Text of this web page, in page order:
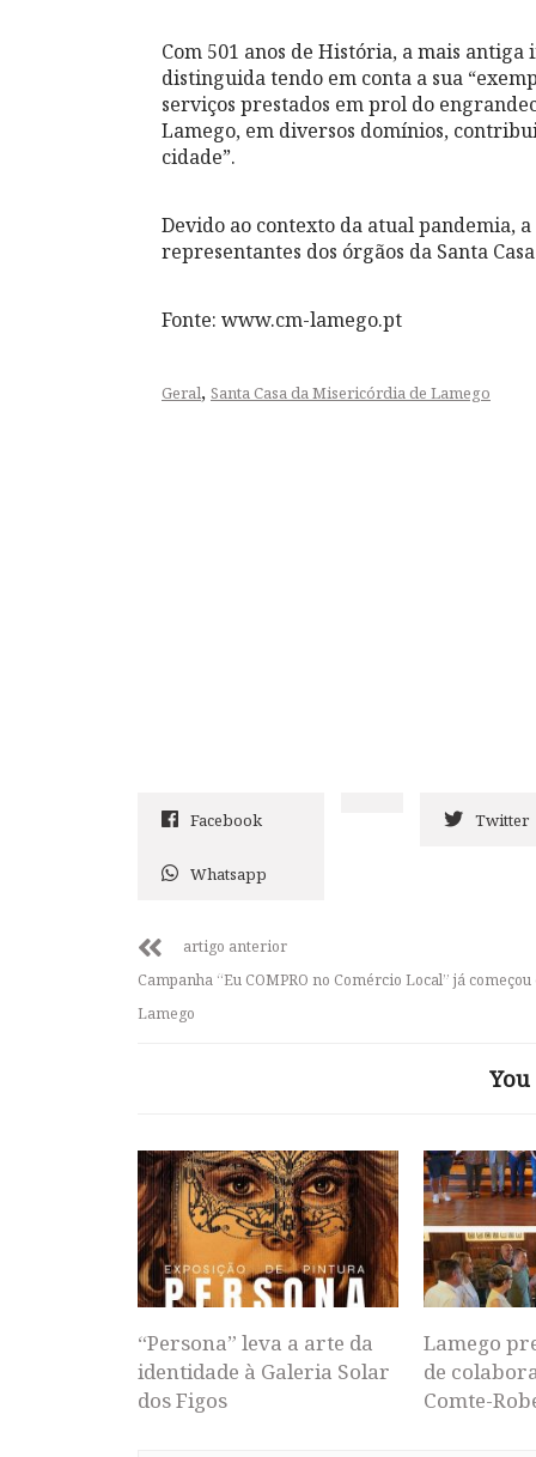
Com 501 anos de História, a mais
distinguida tendo em conta a sua
serviços prestados em prol do
Lamego, em diversos domínios,
cidade”.
Devido ao contexto da atual pandemia,
representantes dos órgãos da Santa
Fonte: www.cm-lamego.pt
Geral, Santa Casa da Misericórdia de Lamego
Facebook Twitter
Whatsapp
artigo anterior
Campanha “Eu COMPRO no Comércio Local” já
Lamego
“Persona” leva a arte da
identidade à Galeria Solar
dos Figos
Lamego
de
Comte-